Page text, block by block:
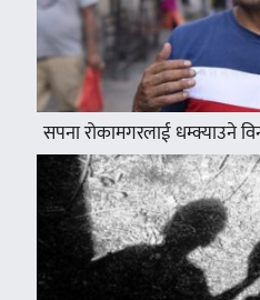
सपना रोकामगरलाई धम्क्याउने